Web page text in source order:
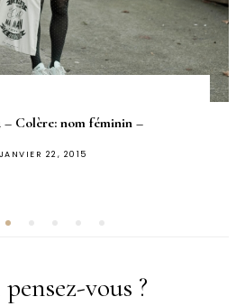
– Colère: nom féminin –
PUBLIÉ
JANVIER 22, 2015
vous ?